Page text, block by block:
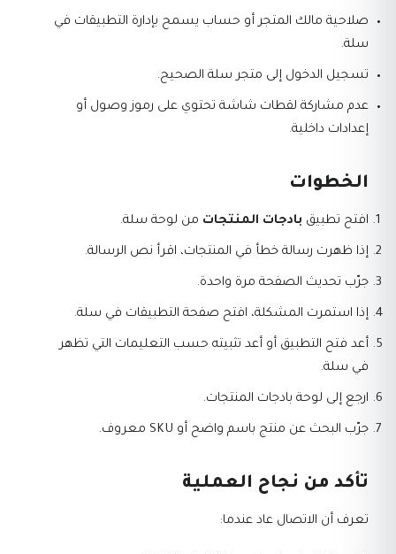
صلاحية مالك المتجر أو حساب يسمح بإدارة التطبيقات في
سلة.
تسجيل الدخول إلى متجر سلة الصحيح.
عدم مشاركة لقطات شاشة تحتوي على رموز وصول أو
إعدادات داخلية.
الخطوات
افتح تطبيق بادجات المنتجات من لوحة سلة.
إذا ظهرت رسالة خطأ في المنتجات، اقرأ نص الرسالة.
جرّب تحديث الصفحة مرة واحدة.
إذا استمرت المشكلة، افتح صفحة التطبيقات في سلة.
أعد فتح التطبيق أو أعد تثبيته حسب التعليمات التي تظهر
في سلة.
ارجع إلى لوحة بادجات المنتجات.
جرّب البحث عن منتج باسم واضح أو SKU معروف.
تأكد من نجاح العملية
تعرف أن الاتصال عاد عندما: